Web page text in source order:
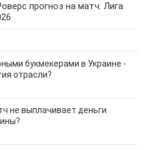
прогноз на матч: Лига
букмекерами в Украине -
отрасли?
не выплачивает деньги